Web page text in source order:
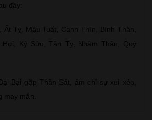
đây:
Ất Tỵ, Mậu Tuất, Canh Thìn, Bính Thân,
Kỷ Sửu, Tân Tỵ, Nhâm Thân, Quý
Bại gặp Thần Sát, ám chỉ sự xui xẻo,
may mắn.